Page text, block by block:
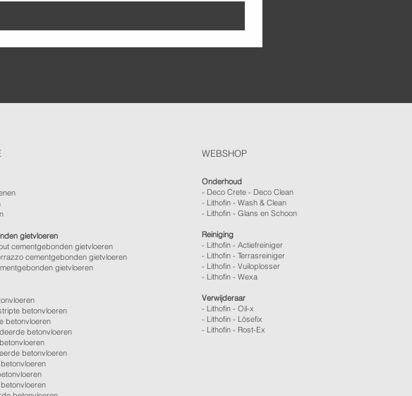
gietvloeren
cementgebonden gietvloeren
cementgebonden gietvloeren
gietvloeren
betonvloeren
betonvloeren
betonvloeren
betonvloeren
WEBSHOP
Onderhoud
- Deco Crete - Deco Clean
- Lithofin - Wash & Clean
- Lithofin - Glans en Schoon
Reiniging
- Lithofin - Actiefreiniger
- Lithofin - Terrasreiniger
- Lithofin - Vuiloplosser
- Lithofin - Wexa
Verwijderaar
- Lithofin - Oil-x
- Lithofin - Lösefix
- Lithofin - Rost-Ex